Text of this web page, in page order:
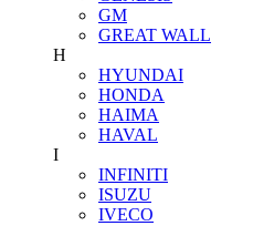
GM
GREAT WALL
H
HYUNDAI
HONDA
HAIMA
HAVAL
I
INFINITI
ISUZU
IVECO